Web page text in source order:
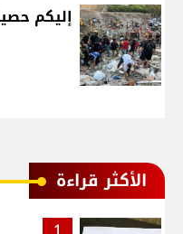
إليكم
الأكثر قراءة